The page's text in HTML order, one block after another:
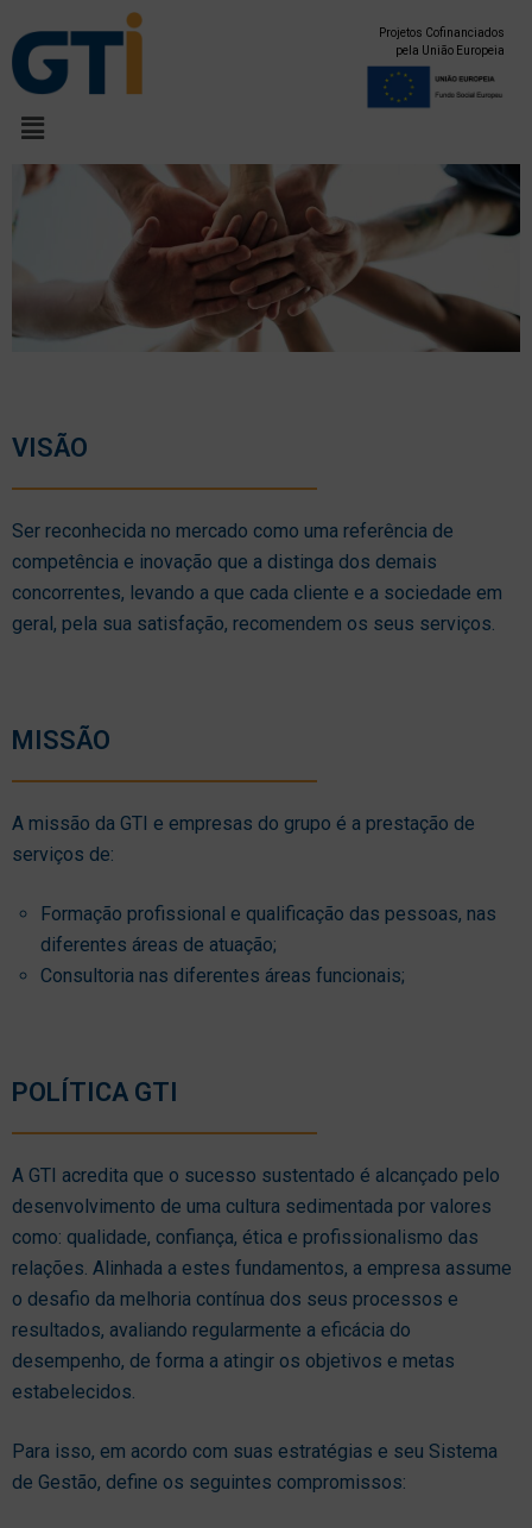
Projetos Cofinanciados
pela União Europeia
VISÃO
Ser reconhecida no mercado como uma referência de
competência e inovação que a distinga dos demais
concorrentes, levando a que cada cliente e a sociedade em
geral, pela sua satisfação, recomendem os seus serviços.
MISSÃO
A missão da GTI e empresas do grupo é a prestação de
serviços de:
Formação profissional e qualificação das pessoas, nas
diferentes áreas de atuação;
Consultoria nas diferentes áreas funcionais;
POLÍTICA GTI
A GTI acredita que o sucesso sustentado é alcançado pelo
desenvolvimento de uma cultura sedimentada por valores
como: qualidade, confiança, ética e profissionalismo das
relações. Alinhada a estes fundamentos, a empresa assume
o desafio da melhoria contínua dos seus processos e
resultados, avaliando regularmente a eficácia do
desempenho, de forma a atingir os objetivos e metas
estabelecidos.
Para isso, em acordo com suas estratégias e seu Sistema
de Gestão, define os seguintes compromissos: